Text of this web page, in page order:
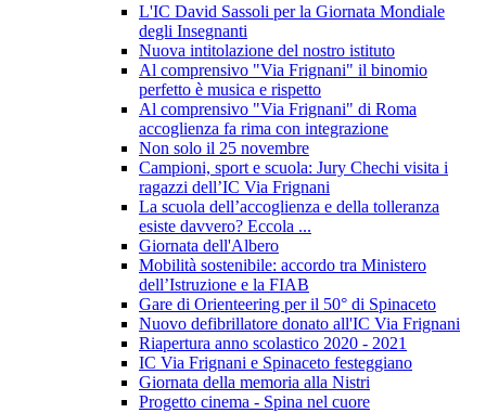
L'IC David Sassoli per la Giornata Mondiale
degli Insegnanti
Nuova intitolazione del nostro istituto
Al comprensivo "Via Frignani" il binomio
perfetto è musica e rispetto
Al comprensivo "Via Frignani" di Roma
accoglienza fa rima con integrazione
Non solo il 25 novembre
Campioni, sport e scuola: Jury Chechi visita i
ragazzi dell’IC Via Frignani
La scuola dell’accoglienza e della tolleranza
esiste davvero? Eccola ...
Giornata dell'Albero
Mobilità sostenibile: accordo tra Ministero
dell’Istruzione e la FIAB
Gare di Orienteering per il 50° di Spinaceto
Nuovo defibrillatore donato all'IC Via Frignani
Riapertura anno scolastico 2020 - 2021
IC Via Frignani e Spinaceto festeggiano
Giornata della memoria alla Nistri
Progetto cinema - Spina nel cuore